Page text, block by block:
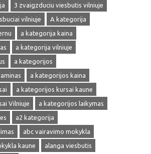
3 zvaigzduciu viesbutis vilniuje
vilniuje
A kategorija
a kategorija kaina
a kategorija vilniuje
a kategorijos
a kategorijos kaina
a kategorijos kursai kaune
Vilniuje
a kategorijos laikymas
a2 kategorija
abc vairavimo mokykla
kaune
alanga viesbutis